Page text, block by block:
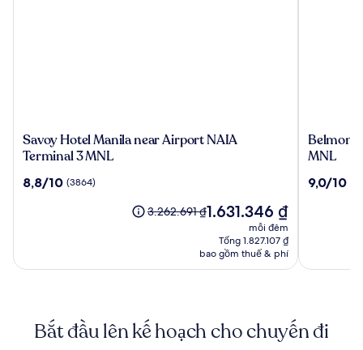
Savoy
Hotel
near
MNL
Savoy Hotel Manila near Airport NAIA
Terminal 3 MNL
8.8
8,8/10 (3864)
Giá
3.262.691 ₫,
xem
về
Giá
3.262.691 ₫Giá
là
1.631.346 ₫
1.631.346 ₫
mỗi đêm
Tổng 1.827.107 ₫
bao gồm thuế & phí
Belmont
Hotel
near
Belmont
MNL
9.0
9,0/10
Bắt đầu lên kế hoạch cho chuyến đi